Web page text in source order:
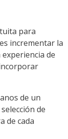
para
incrementar la
de
de un
de
de cada